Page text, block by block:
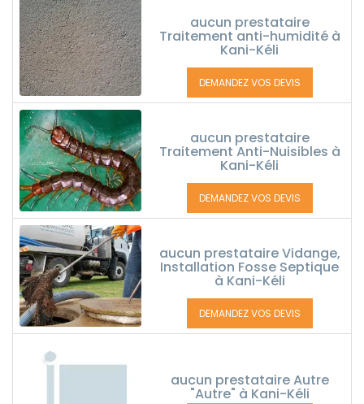
aucun prestataire
Traitement anti-humidité à
Kani-Kéli
DEMANDEZ VOS DEVIS
aucun prestataire
Traitement Anti-Nuisibles à
Kani-Kéli
DEMANDEZ VOS DEVIS
aucun prestataire Vidange,
Installation Fosse Septique
à Kani-Kéli
DEMANDEZ VOS DEVIS
aucun prestataire Autre
"Autre" à Kani-Kéli